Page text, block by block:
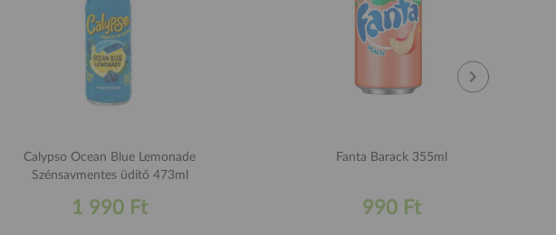
Calypso Ocean Blue Lemonade
Szénsavmentes üdítő 473ml
1 990 Ft
Fanta Barack 355ml
990 Ft